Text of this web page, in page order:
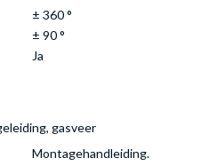
± 360 °
± 90 °
Ja
gasveer
Montagehandleiding.